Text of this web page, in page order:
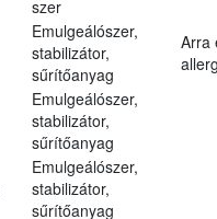
szer
Emulgeálószer,
stabilizátor,
sűrítőanyag
Arra
Emulgeálószer,
stabilizátor,
sűrítőanyag
Emulgeálószer,
stabilizátor,
sűrítőanyag